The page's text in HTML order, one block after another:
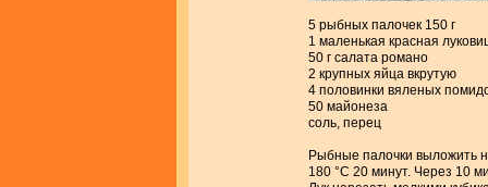
5 рыбных палочек 150 г
1 маленькая красная
50 г салата романо
2 крупных яйца вкрутую
4 половинки вяленых
50 майонеза
соль, перец
Рыбные палочки выложить
180 °С 20 минут. Через 10